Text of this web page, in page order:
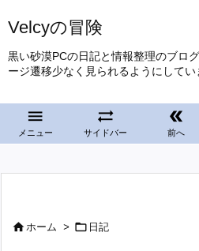
Velcyの冒険
黒い砂漠PCの日記と情報整理のブロ
ージ遷移少なく見られるようにしてい

メニュー

サイドバー

前へ
ホーム >  日記